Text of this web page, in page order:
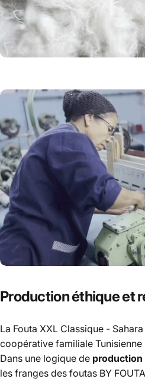
Productionéthique et
La Fouta XXL Classique -
coopérative familiale Tunisienne
Dans une logique de production
les franges des foutas BY